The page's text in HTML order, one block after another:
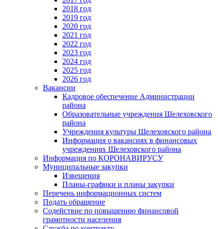
2018 год
2019 год
2020 год
2021 год
2022 год
2023 год
2024 год
2025 год
2026 год
Вакансии
Кадровое обеспечение Администрации
района
Образовательные учреждения Шелеховского
района
Учреждения культуры Шелеховского района
Информация о вакансиях в финансовых
учреждениях Шелеховского района
Информация по КОРОНАВИРУСУ
Муниципальные закупки
Извещения
Планы-графики и планы закупки
Перечень информационных систем
Подать обращение
Содействие по повышению финансовой
грамотности населения